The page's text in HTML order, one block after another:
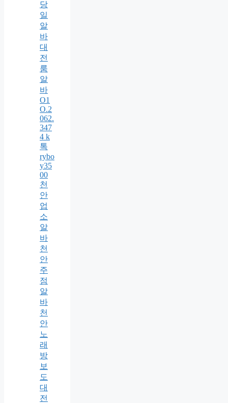
당
일
알
바
대
전
룸
알
바
O1
O.2
062.
347
4 k
톡
rybo
y35
00
천
안
업
소
알
바
천
안
주
점
알
바
천
안
노
래
방
보
도
대
전